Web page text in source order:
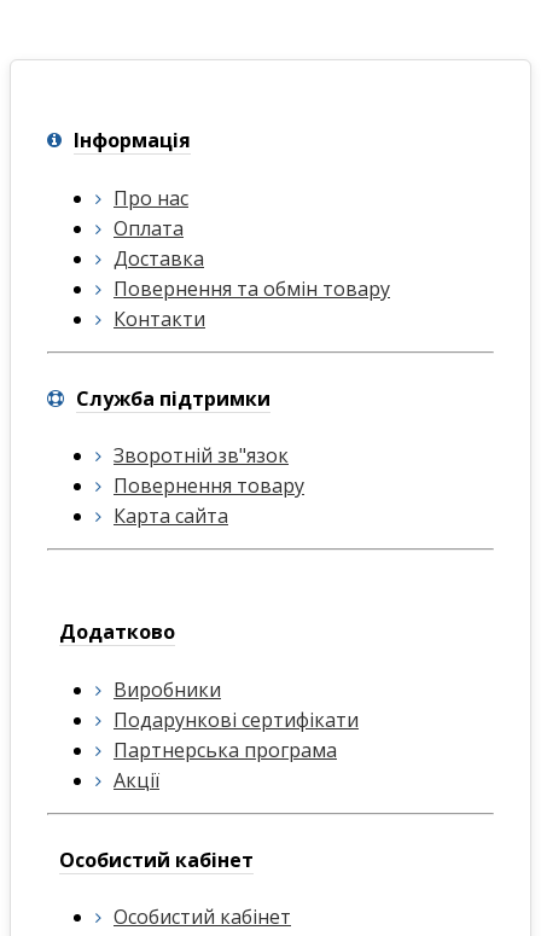
Інформація
Про нас
Оплата
Доставка
Повернення та обмін товару
Контакти
Служба підтримки
Зворотній зв"язок
Повернення товару
Карта сайта
Додатково
Виробники
Подарункові сертифікати
Партнерська програма
Акції
Особистий кабінет
Особистий кабінет